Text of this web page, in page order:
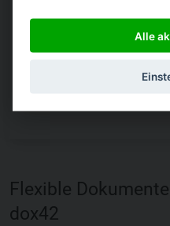
Flexible
dox42
Alle